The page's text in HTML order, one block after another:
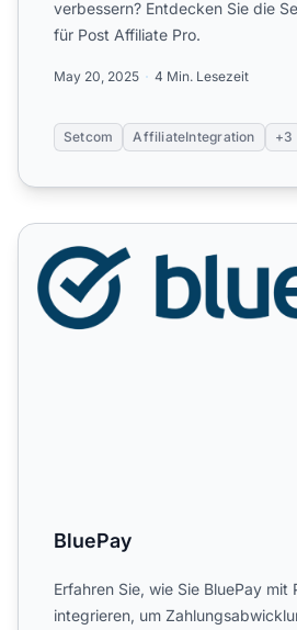
verbessern? Entdecken Sie die
für Post Affiliate Pro.
May 20, 2025 4 Min. Lesezeit
Setcom AffiliateIntegration +3
BluePay
BluePay
Erfahren Sie, wie Sie BluePay mit
integrieren, um